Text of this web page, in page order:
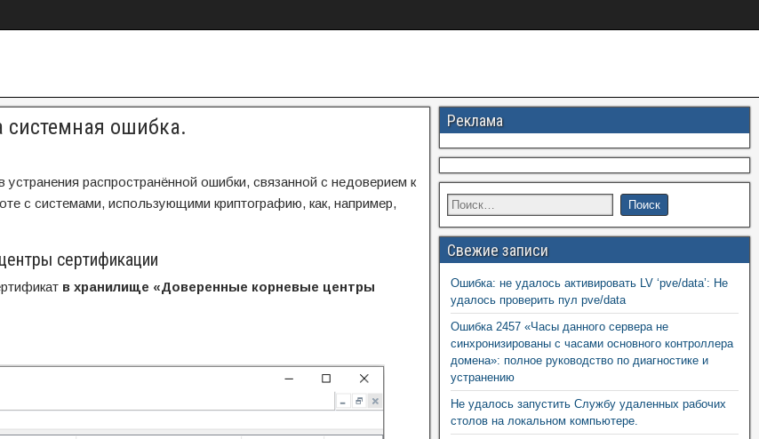
системная ошибка.
распространённой ошибки, связанной с недоверием к
с системами, использующими криптографию, как, например,
сертификации
в хранилище «Доверенные корневые центры
Реклама
Свежие записи
Ошибка: не удалось активировать LV ‘pve/data’: Не
удалось проверить пул pve/data
Ошибка 2457 «Часы данного сервера не
синхронизированы с часами основного контроллера
домена»: полное руководство по диагностике и
устранению
Не удалось запустить Службу удаленных рабочих
столов на локальном компьютере.